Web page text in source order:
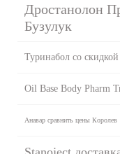
Дростанолон
Бузулук
Туринабол со
Oil Base Body Pharm
Анавар сравнить цены Королев